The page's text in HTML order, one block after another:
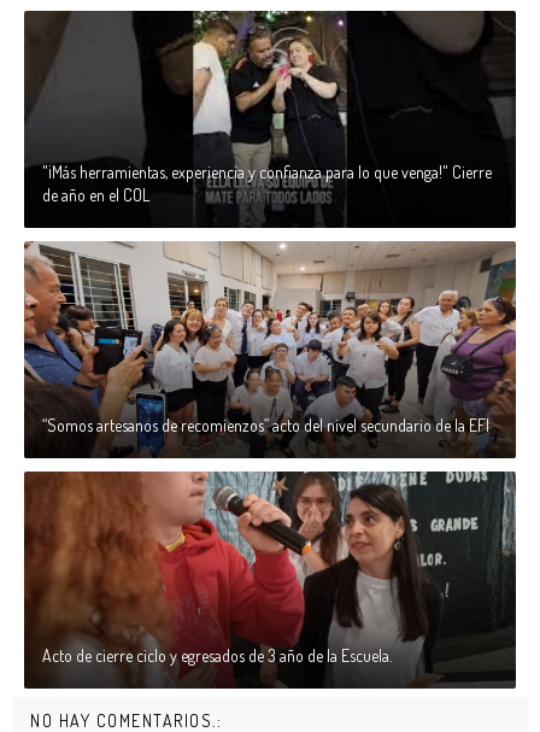
"¡Más herramientas, experiencia y confianza para lo que venga!" Cierre
de año en el COL
“Somos artesanos de recomienzos” acto del nivel secundario de la EFI
Acto de cierre ciclo y egresados de 3 año de la Escuela.
NO HAY COMENTARIOS.: